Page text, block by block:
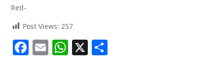
Red-
Post Views: 257
F E W X